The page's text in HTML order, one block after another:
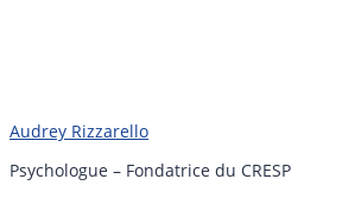
Audrey Rizzarello
Psychologue – Fondatrice du CRESP